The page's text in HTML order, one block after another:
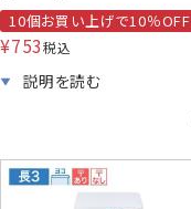
10個お買い上げで10％OFF
¥753税込